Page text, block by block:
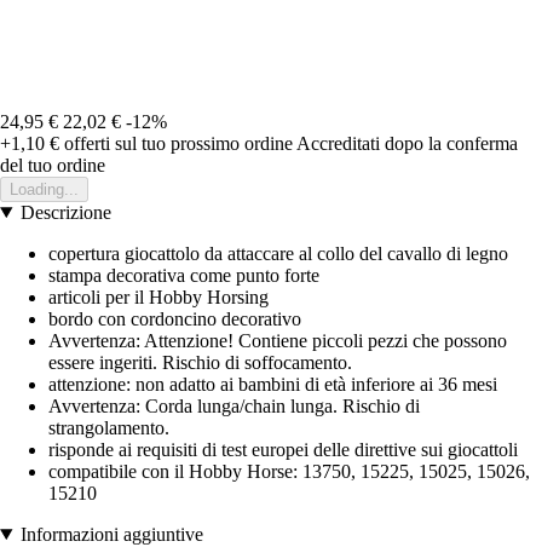
24,95 € 22,02 € -12%
+1,10 € offerti sul tuo prossimo ordine Accreditati dopo la conferma
del tuo ordine
Loading...
Descrizione
copertura giocattolo da attaccare al collo del cavallo di legno
stampa decorativa come punto forte
articoli per il Hobby Horsing
bordo con cordoncino decorativo
Avvertenza: Attenzione! Contiene piccoli pezzi che possono
essere ingeriti. Rischio di soffocamento.
attenzione: non adatto ai bambini di età inferiore ai 36 mesi
Avvertenza: Corda lunga/chain lunga. Rischio di
strangolamento.
risponde ai requisiti di test europei delle direttive sui giocattoli
compatibile con il Hobby Horse: 13750, 15225, 15025, 15026,
15210
Informazioni aggiuntive